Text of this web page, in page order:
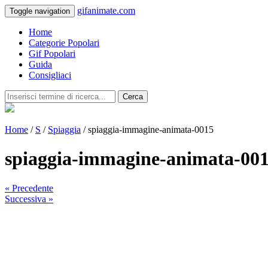
Toggle navigation gifanimate.com
Home
Categorie Popolari
Gif Popolari
Guida
Consigliaci
Cerca
Home / S / Spiaggia / spiaggia-immagine-animata-0015
spiaggia-immagine-animata-
« Precedente
Successiva »